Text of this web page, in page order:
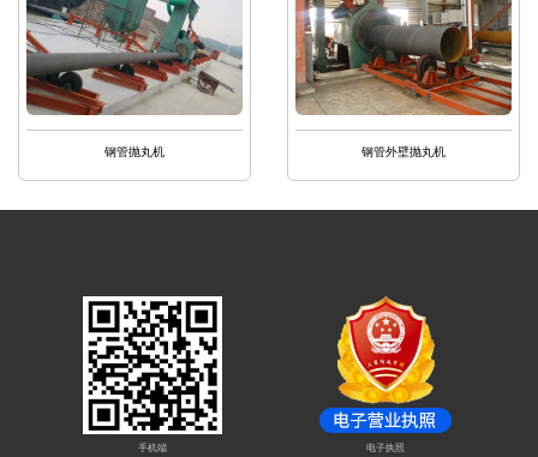
钢管抛丸机 钢管外壁抛丸机
电子执照
手机端